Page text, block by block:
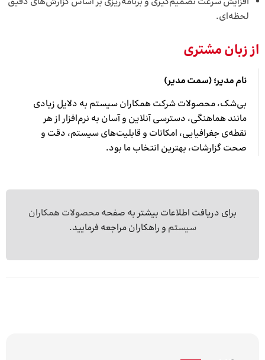
لحظه‌ای.
از زبان مشتری
نام مدیر؛ (سمت مدیر)
بی‌شک، محصولات شرکت همکاران سیستم به دلایل زیادی
مانند هماهنگی، دسترسی آنلاین و آسان به نرم‌افزار از هر
نقطه‌ی جغرافیایی، امکانات و قابلیت‌های سیستم، دقت و
صحت گزارشات، بهترین انتخاب ما بود.
برای دریافت اطلاعات بیشتر به صفحهمحصولات همکاران
سیستم و راهکاران مراجعه فرمایید.